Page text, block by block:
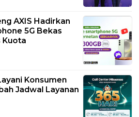
AXIS Hadirkan
5G Bekas
Kuota
Konsumen
Jadwal Layanan